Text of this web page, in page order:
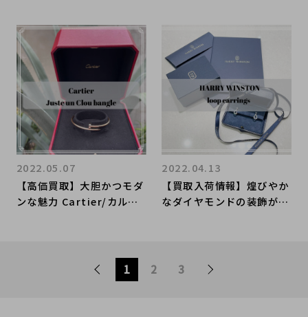
モチーフとしたエレガント
な雰囲気のラッキーアルハ
ンブラのパピヨン ペンダ
ントをご紹介致します。
ィファニーのTワイヤーブ
レスレットをご紹介致しま
す。
【高価買取】大胆かつモダ
ンな魅力 Cartier/カルテ
2022.05.07
【買取入荷情報】煌びやか
なダイヤモンドの装飾が目
致します。
2022.04.13
1 2 3